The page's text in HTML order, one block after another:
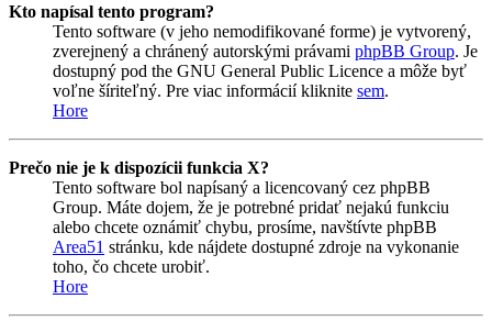
Kto napísal tento program?
Tento software (v jeho nemodifikované forme) je vytvorený,
zverejnený a chránený autorskými právami phpBB Group. Je
dostupný pod the GNU General Public Licence a môže byť
voľne šíriteľný. Pre viac informácií kliknite sem.
Hore
Prečo nie je k dispozícii funkcia X?
Tento software bol napísaný a licencovaný cez phpBB
Group. Máte dojem, že je potrebné pridať nejakú funkciu
alebo chcete oznámiť chybu, prosíme, navštívte phpBB
Area51 stránku, kde nájdete dostupné zdroje na vykonanie
toho, čo chcete urobiť.
Hore